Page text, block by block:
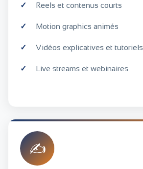
Reels et contenus courts
Motion graphics animés
Vidéos explicatives et tutoriels
Live streams et webinaires
✍️